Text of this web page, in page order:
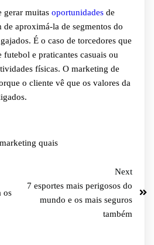
gerar muitas oportunidades de
de aproximá-la de segmentos do
É o caso de torcedores que
futebol e praticantes casuais ou
físicas. O marketing de
o cliente vê que os valores da
marketing quais
os
Next
7 esportes mais perigosos do
mundo e os mais seguros
também